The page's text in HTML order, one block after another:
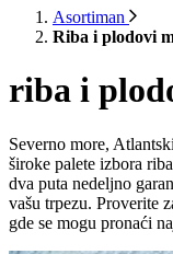
Asortiman
Riba i plodovi
riba i
Severno more,
široke palete izbora
dva puta nedeljno
vašu trpezu. Proverite
gde se mogu pronaći